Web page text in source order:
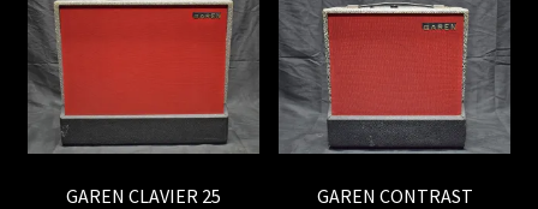
GAREN CLAVIER 25
GAREN CONTRAST